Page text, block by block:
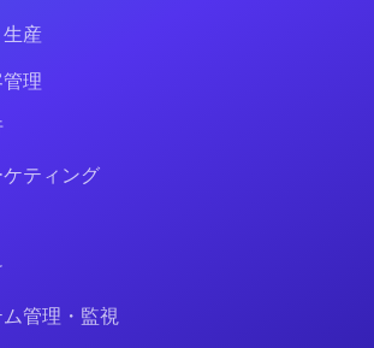
産
理
ティング
管理・監視